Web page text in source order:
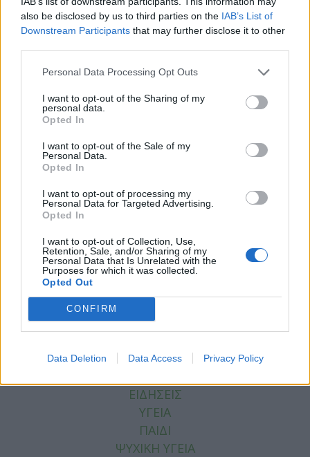
also be disclosed by us to third parties on the IAB’s List of
Downstream Participants that may further disclose it to other
Personal Data Processing Opt Outs
I want to opt-out of the Sharing of my
personal data.
Opted In
I want to opt-out of the Sale of my
Personal Data.
Opted In
I want to opt-out of processing my
Personal Data for Targeted Advertising.
Opted In
I want to opt-out of Collection, Use,
Retention, Sale, and/or Sharing of my
Personal Data that Is Unrelated with the
Purposes for which it was collected.
Opted Out
CONFIRM
Data Deletion Data Access Privacy Policy
μετά από λιπαρό γεύμα
Facebook
Tags:ΠΙΤΣΑ,Σημαντικές Ειδήσεις Υγείας
ΤΡΟΦΕΣ ΕΘΙΣΜΟΣ,ΤΡΟΦΕΣ ΠΟΥ ΠΡΟΚΑΛΟΥΝ
ΕΘΙΣΜΟ
ΚΑΤΗΓΟΡΙΕΣ
ΕΙΔΗΣΕΙΣ
ΥΓΕΙΑ
ΠΑΙΔΙ
ΨΥΧΙΚΗ ΥΓΕΙΑ